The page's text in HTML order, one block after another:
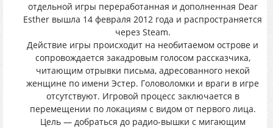
отдельной игры переработанная и дополненная Dear
Esther вышла 14 февраля 2012 года и распространяется
через Steam.
Действие игры происходит на необитаемом острове и
сопровождается закадровым голосом рассказчика,
читающим отрывки письма, адресованного некой
женщине по имени Эстер. Головоломки и враги в игре
отсутствуют. Игровой процесс заключается в
перемещении по локациям с видом от первого лица.
Цель — добраться до радио-вышки с мигающим